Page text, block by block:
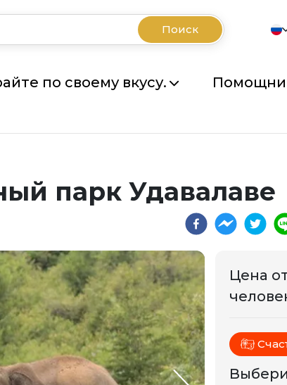
Поиск
по своему вкусу.
парк Удавалаве
Цена